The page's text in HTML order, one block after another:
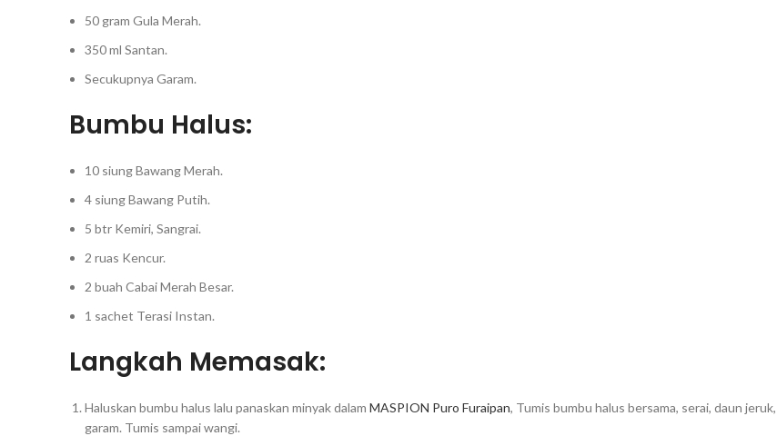
50 gram Gula Merah.
350 ml Santan.
Secukupnya Garam.
Bumbu Halus:
10 siung Bawang Merah.
4 siung Bawang Putih.
5 btr Kemiri, Sangrai.
2 ruas Kencur.
2 buah Cabai Merah Besar.
1 sachet Terasi Instan.
Langkah Memasak:
Haluskan bumbu halus lalu panaskan minyak dalam MASPION Puro Furaipan, Tumis bumbu halus bersama, serai, daun
garam. Tumis sampai wangi.